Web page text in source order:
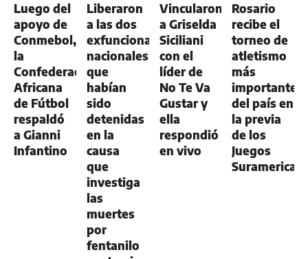
Luego del
apoyo de
Conmebol,
la
Confederación
Africana
de Fútbol
respaldó
a Gianni
Infantino
Liberaron
a las dos
exfuncionarias
nacionales
que
habían
sido
detenidas
en la
causa
que
investiga
las
muertes
por
fentanilo
Vincularon
a Griselda
Siciliani
con el
líder de
No Te Va
Gustar y
ella
respondió
en vivo
Rosario
recibe el
torneo de
atletismo
más
importante
del país en
la previa
de los
Juegos